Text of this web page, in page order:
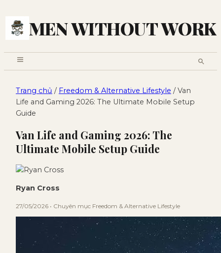
MEN WITHOUT WORK
Trang chủ / Freedom & Alternative Lifestyle / Van
Life and Gaming 2026: The Ultimate Mobile Setup
Guide
Van Life and Gaming 2026: The
Ultimate Mobile Setup Guide
Ryan Cross
27/05/2026 • Chuyên mục Freedom & Alternative Lifestyle